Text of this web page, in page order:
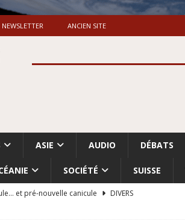
NEWSLETTER ANCIEN SITE
ASIE AUDIO DÉBATS
SOCIÉTÉ SUISSE
et pré-nouvelle canicule
DIVERS